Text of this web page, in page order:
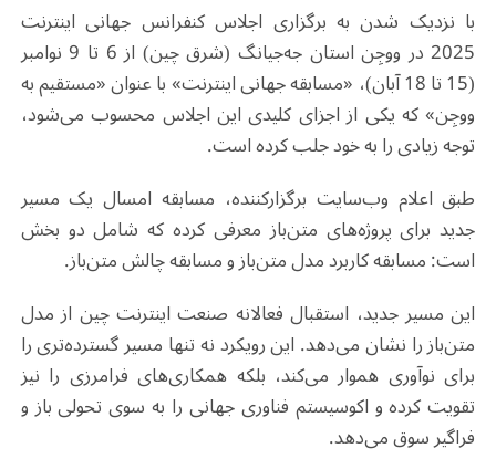
با نزدیک شدن به برگزاری اجلاس کنفرانس جهانی اینترنت
2025 در ووجِن استان جه‌جیانگ (شرق چین) از 6 تا 9 نوامبر
(15 تا 18 آبان)، «مسابقه جهانی اینترنت» با عنوان «مستقیم به
ووجِن» که یکی از اجزای کلیدی این اجلاس محسوب می‌شود،
توجه زیادی را به خود جلب کرده است.
طبق اعلام وب‌سایت برگزارکننده، مسابقه امسال یک مسیر
جدید برای پروژه‌های متن‌باز معرفی کرده که شامل دو بخش
است: مسابقه کاربرد مدل متن‌باز و مسابقه چالش متن‌باز.
این مسیر جدید، استقبال فعالانه صنعت اینترنت چین از مدل
متن‌باز را نشان می‌دهد. این رویکرد نه تنها مسیر گسترده‌تری را
برای نوآوری هموار می‌کند، بلکه همکاری‌های فرامرزی را نیز
تقویت کرده و اکوسیستم فناوری جهانی را به سوی تحولی باز و
فراگیر سوق می‌دهد.